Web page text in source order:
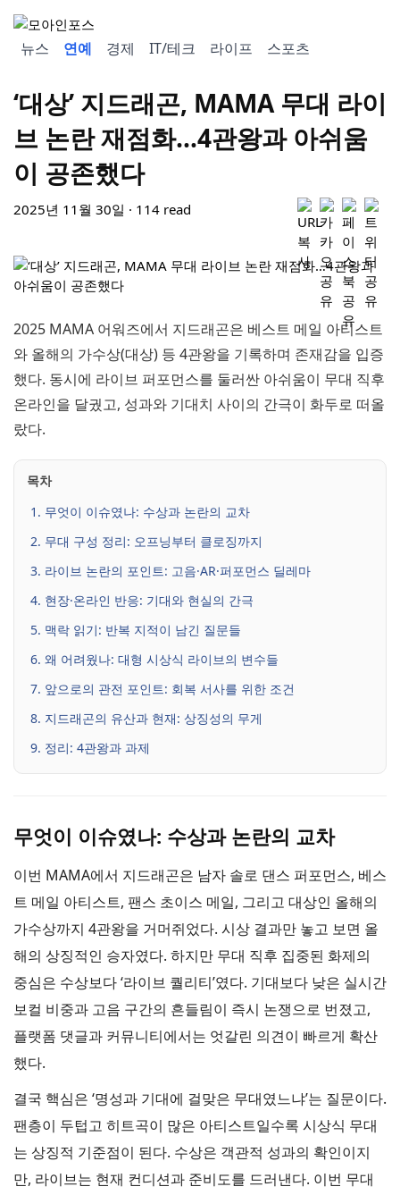
뉴스 연예 경제 IT/테크 라이프 스포츠
‘대상’ 지드래곤, MAMA 무대 라이
브 논란 재점화…4관왕과 아쉬움
이 공존했다
2025년 11월 30일 · 114 read
2025 MAMA 어워즈에서 지드래곤은 베스트 메일 아티스트
와 올해의 가수상(대상) 등 4관왕을 기록하며 존재감을 입증
했다. 동시에 라이브 퍼포먼스를 둘러싼 아쉬움이 무대 직후
온라인을 달궜고, 성과와 기대치 사이의 간극이 화두로 떠올
랐다.
목차
1. 무엇이 이슈였나: 수상과 논란의 교차
2. 무대 구성 정리: 오프닝부터 클로징까지
3. 라이브 논란의 포인트: 고음·AR·퍼포먼스 딜레마
4. 현장·온라인 반응: 기대와 현실의 간극
5. 맥락 읽기: 반복 지적이 남긴 질문들
6. 왜 어려웠나: 대형 시상식 라이브의 변수들
7. 앞으로의 관전 포인트: 회복 서사를 위한 조건
8. 지드래곤의 유산과 현재: 상징성의 무게
9. 정리: 4관왕과 과제
무엇이 이슈였나: 수상과 논란의 교차
이번 MAMA에서 지드래곤은 남자 솔로 댄스 퍼포먼스, 베스
트 메일 아티스트, 팬스 초이스 메일, 그리고 대상인 올해의
가수상까지 4관왕을 거머쥐었다. 시상 결과만 놓고 보면 올
해의 상징적인 승자였다. 하지만 무대 직후 집중된 화제의
중심은 수상보다 ‘라이브 퀄리티’였다. 기대보다 낮은 실시간
보컬 비중과 고음 구간의 흔들림이 즉시 논쟁으로 번졌고,
플랫폼 댓글과 커뮤니티에서는 엇갈린 의견이 빠르게 확산
했다.
결국 핵심은 ‘명성과 기대에 걸맞은 무대였느냐’는 질문이다.
팬층이 두텁고 히트곡이 많은 아티스트일수록 시상식 무대
는 상징적 기준점이 된다. 수상은 객관적 성과의 확인이지
만, 라이브는 현재 컨디션과 준비도를 드러낸다. 이번 무대